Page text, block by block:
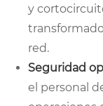
y
red.
Seguridad
el personal